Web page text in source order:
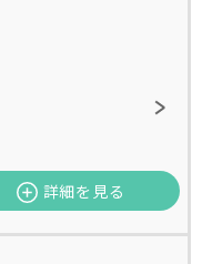
詳細を見る